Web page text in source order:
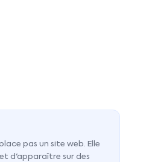
pas un site web. Elle
d'apparaître sur des